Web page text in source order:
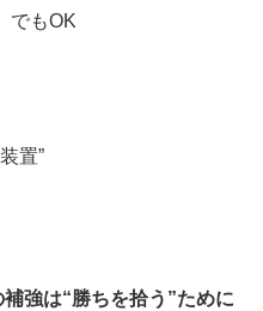
でもOK
置”
強は“勝ちを拾う”ために